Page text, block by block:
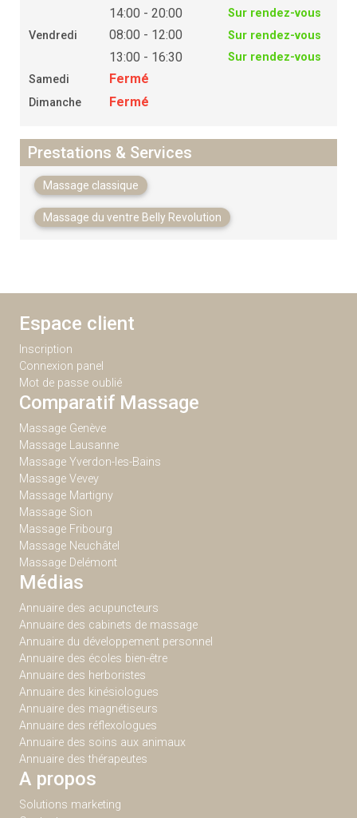
14:00 - 20:00
Sur rendez-vous
Vendredi
08:00 - 12:00 Sur rendez-vous
13:00 - 16:30
Sur rendez-vous
Samedi
Fermé
Dimanche Fermé
Prestations & Services
Massage classique
Massage du ventre Belly Revolution
Espace client
Inscription
Connexion panel
Mot de passe oublié
Comparatif Massage
Massage Genève
Massage Lausanne
Massage Yverdon-les-Bains
Massage Vevey
Massage Martigny
Massage Sion
Massage Fribourg
Massage Neuchâtel
Massage Delémont
Médias
Annuaire des acupuncteurs
Annuaire des cabinets de massage
Annuaire du développement personnel
Annuaire des écoles bien-être
Annuaire des herboristes
Annuaire des kinésiologues
Annuaire des magnétiseurs
Annuaire des réflexologues
Annuaire des soins aux animaux
Annuaire des thérapeutes
A propos
Solutions marketing